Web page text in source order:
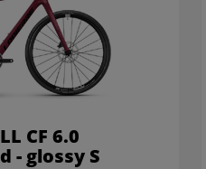
CF 6.0
- glossy S